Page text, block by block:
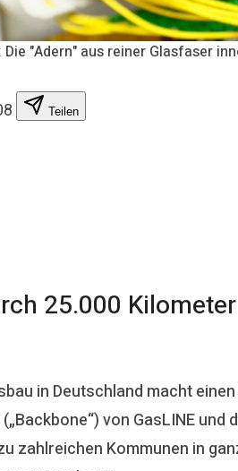
"Adern" aus reiner Glasfaser
Teilen
25.000
in Deutschland macht
von GasLINE
zahlreichen Kommunen in